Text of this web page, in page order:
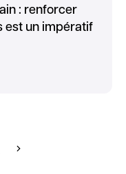
: renforcer
est un impératif